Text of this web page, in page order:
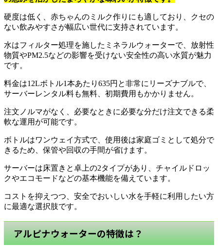
硬度は低く、赤ちゃんのミルク作りにも適しており、クセの
ない飲みやすさが幅広い世代に支持されています。
水はフィルター処理を施したミネラルウォーターで、放射性
物質やPM2.5などの影響を受けない安全性の高い水質が魅力
です。
料金は12Lボトル1本あたり635円と非常にリーズナブルで、
サーバーレンタル料も無料、初期費用もかかりません。
注文ノルマがなく、必要なときに必要な分だけ注文できる柔
軟な運用が可能です。
ボトルはワンウェイ方式で、使用後は家庭ゴミとして処分で
きるため、保管や回収の手間が省けます。
サーバーは床置きと卓上の2タイプがあり、チャイルドロッ
クやエコモードなどの基本機能を備えています。
コストを抑えつつ、安全でおいしい水を手軽に利用したい方
に最適な選択肢です。
アルピナウォーターの特徴は？